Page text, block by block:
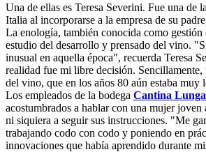
Una de ellas es Teresa Severini. Fue una de
Italia al incorporarse a la empresa de su
La enología, también conocida como gestión
estudio del desarrollo y prensado del vino.
inusual en aquella época", recuerda Teresa
realidad fue mi libre decisión. Sencillamente,
del vino, que en los años 80 aún estaba muy
Los empleados de la bodega Cantina
acostumbrados a hablar con una mujer joven
ni siquiera a seguir sus instrucciones. "Me
trabajando codo con codo y poniendo en
innovaciones que había aprendido durante